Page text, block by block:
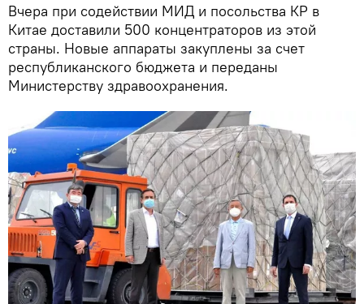
Вчера при содействии МИД и посольства КР в
Китае доставили 500 концентраторов из этой
страны. Новые аппараты закуплены за счет
республиканского бюджета и переданы
Министерству здравоохранения.